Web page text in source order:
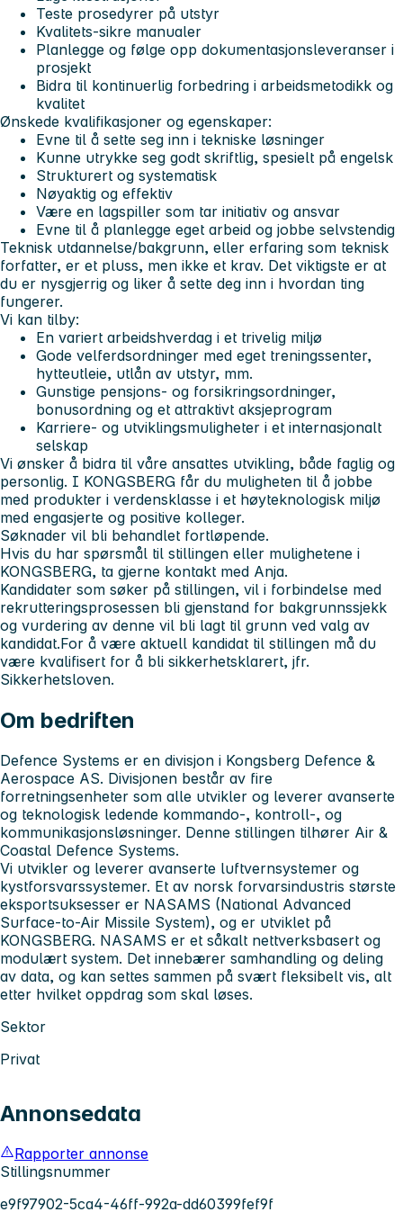
Teste prosedyrer på utstyr
Kvalitets-sikre manualer
Planlegge og følge opp dokumentasjonsleveranser i
prosjekt
Bidra til kontinuerlig forbedring i arbeidsmetodikk og
kvalitet
Ønskede kvalifikasjoner og egenskaper:
Evne til å sette seg inn i tekniske løsninger
Kunne utrykke seg godt skriftlig, spesielt på engelsk
Strukturert og systematisk
Nøyaktig og effektiv
Være en lagspiller som tar initiativ og ansvar
Evne til å planlegge eget arbeid og jobbe selvstendig
Teknisk utdannelse/bakgrunn, eller erfaring som teknisk
forfatter, er et pluss, men ikke et krav. Det viktigste er at
du er nysgjerrig og liker å sette deg inn i hvordan ting
fungerer.
Vi kan tilby:
En variert arbeidshverdag i et trivelig miljø
Gode velferdsordninger med eget treningssenter,
hytteutleie, utlån av utstyr, mm.
Gunstige pensjons- og forsikringsordninger,
bonusordning og et attraktivt aksjeprogram
Karriere- og utviklingsmuligheter i et internasjonalt
selskap
Vi ønsker å bidra til våre ansattes utvikling, både faglig og
personlig. I KONGSBERG får du muligheten til å jobbe
med produkter i verdensklasse i et høyteknologisk miljø
med engasjerte og positive kolleger.
Søknader vil bli behandlet fortløpende.
Hvis du har spørsmål til stillingen eller mulighetene i
KONGSBERG, ta gjerne kontakt med Anja.
Kandidater som søker på stillingen, vil i forbindelse med
rekrutteringsprosessen bli gjenstand for bakgrunnssjekk
og vurdering av denne vil bli lagt til grunn ved valg av
kandidat.For å være aktuell kandidat til stillingen må du
være kvalifisert for å bli sikkerhetsklarert, jfr.
Sikkerhetsloven.
Om bedriften
Defence Systems er en divisjon i Kongsberg Defence &
Aerospace AS. Divisjonen består av fire
forretningsenheter som alle utvikler og leverer avanserte
og teknologisk ledende kommando-, kontroll-, og
kommunikasjonsløsninger. Denne stillingen tilhører Air &
Coastal Defence Systems.
Vi utvikler og leverer avanserte luftvernsystemer og
kystforsvarssystemer. Et av norsk forvarsindustris største
eksportsuksesser er NASAMS (National Advanced
Surface-to-Air Missile System), og er utviklet på
KONGSBERG. NASAMS er et såkalt nettverksbasert og
modulært system. Det innebærer samhandling og deling
av data, og kan settes sammen på svært fleksibelt vis, alt
etter hvilket oppdrag som skal løses.
Sektor
Privat
Annonsedata
Rapporter annonse
Stillingsnummer
e9f97902-5ca4-46ff-992a-dd60399fef9f